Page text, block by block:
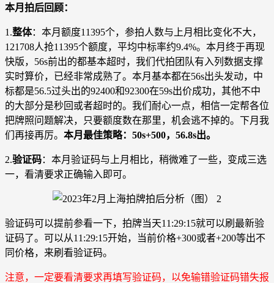
本月拍后回顾：
1.整体：本月额度11395个，参拍人数与上月相比变化不大，
121708人抢11395个额度，平均中标率约9.4%。本月终于再现
快版，56s前出的都基本超时，我们代拍团队有入列数据支撑
实时算价，已经非常成熟了。本月基本都在56s出头发动，中
标都是56.5过头出的92400和92300在59s出价成功，其他不中
的大部分是秒回或者超时的。我们耐心一点，相信一定帮各位
把牌照问题解决，只要额度数在那里，机会逃不掉的。下月我
们再接再厉。 本月最佳策略：50s+500，56.8s出。
2.验证码：本月验证码与上月相比，稍微难了一些，变成三选
一，看清要求正确输入即可。
验证码可以提前参看一下，拍牌当天11:29:15就可以刷最新验
证码了。可以从11:29:15开始，当前价格+300或者+200等出不
同价格，来刷看验证码。
注意，一定要看清要求再填写验证码，以免输错验证码错失报